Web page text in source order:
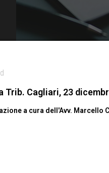
Trib. Cagliari, 23
a cura dell'Avv. Marcello